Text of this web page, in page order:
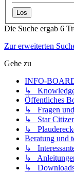
Die Suche ergab 6
Zur erweiterten
Gehe zu
INFO-
↳
Öffentliches
↳ Fragen
↳ Star
↳
Beratung und
↳
↳
↳